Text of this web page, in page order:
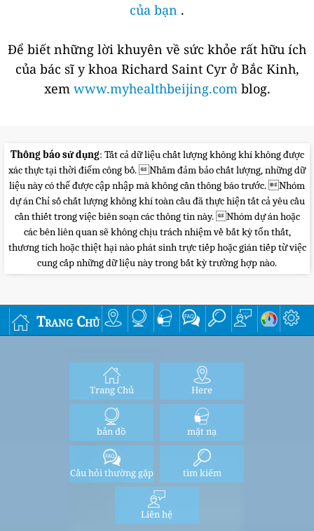
của bạn .
Để biết những lời khuyên về sức khỏe rất hữu ích
của bác sĩ y khoa Richard Saint Cyr ở Bắc Kinh,
xem www.myhealthbeijing.com blog.
Thông báo sử dụng: Tất cả dữ liệu chất lượng không khí không được
xác thực tại thời điểm công bố. Nhằm đảm bảo chất lượng, những dữ
liệu này có thể được cập nhập mà không cần thông báo trước. Nhóm
dự án Chỉ số chất lượng không khí toàn cầu đã thực hiện tất cả yêu cầu
cần thiết trong việc biên soạn các thông tin này. Nhóm dự án hoặc
các bên liên quan sẽ không chịu trách nhiệm về bất kỳ tổn thất,
thương tích hoặc thiệt hại nào phát sinh trực tiếp hoặc gián tiếp từ việc
cung cấp những dữ liệu này trong bất kỳ trường hợp nào.
Trang Chủ
Trang Chủ Here
bản đồ mặt nạ
Câu hỏi thường gặp tìm kiếm
Liên hệ